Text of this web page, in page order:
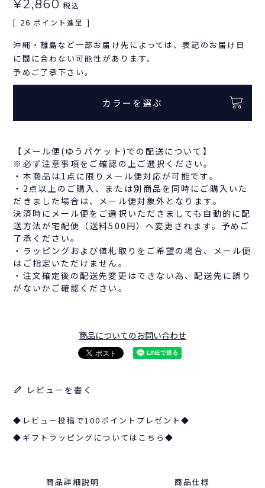
¥2,860 税込
[ 26 ポイント進呈 ]
沖縄・離島など一部お届け先によっては、表記のお届け日
に間に合わない可能性があります。
予めご了承下さい。
カラーを選ぶ
【メール便(ゆうパケット)での配送について】
※必ず注意事項をご確認の上ご選択ください。
・本商品は1点に限りメール便対応が可能です。
・2点以上のご購入、または別商品を同時にご購入いた
だきました場合は、メール便対象外となります。
決済時にメール便をご選択いただきましても自動的に配
送方法が宅配便（送料500円）へ変更されます。予めご
了承ください。
・ラッピングおよび値札取りをご希望の場合、メール便
はご指定いただけません。
・注文確定後の配送先変更はできない為、配送先に誤り
がないかご確認ください。
商品についてのお問い合わせ
レビューを書く
◆レビュー投稿で100ポイントプレゼント◆
◆ギフトラッピングについてはこちら◆
商品詳細説明 商品仕様